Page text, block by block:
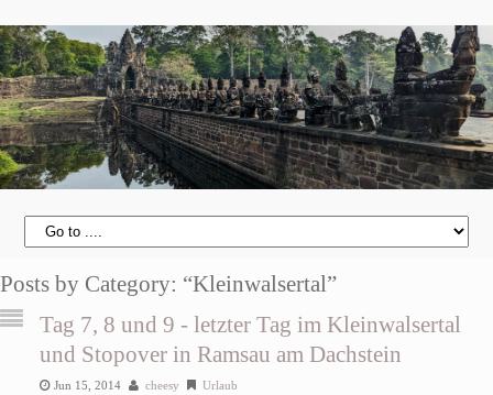
Posts by Category: “Kleinwalsertal”
Tag 7, 8 und 9 - letzter Tag im Kleinwalsertal
und Stopover in Ramsau am Dachstein
Jun 15, 2014 cheesy Urlaub